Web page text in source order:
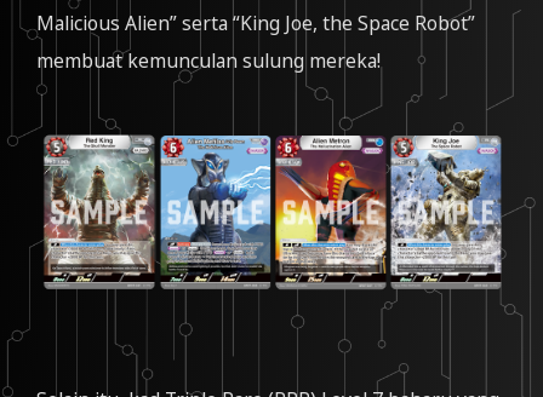
Malicious Alien” serta “King Joe, the Space Robot”
membuat kemunculan sulung mereka!